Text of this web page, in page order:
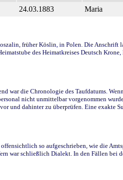
24.03.1883 Maria
früher Köslin, in Polen. Die
des Heimatkreises Deutsch
war die Chronologie des Taufdatums.
nicht unmittelbar vorgenommen
und dahinter zu überprüfen. Eine exakte
so aufgeschrieben, wie die
war schließlich Dialekt. In den Fällen